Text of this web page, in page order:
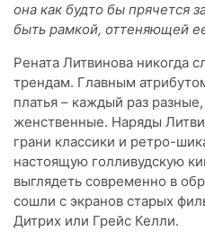
она как будто бы прячется
быть рамкой, оттеняющей
Рената Литвинова никогда
трендам. Главным
платья – каждый раз
женственные. Наряды
грани классики и ретро-
настоящую голливудскую
выглядеть современно в
сошли с экранов старых
Дитрих или Грейс Келли.